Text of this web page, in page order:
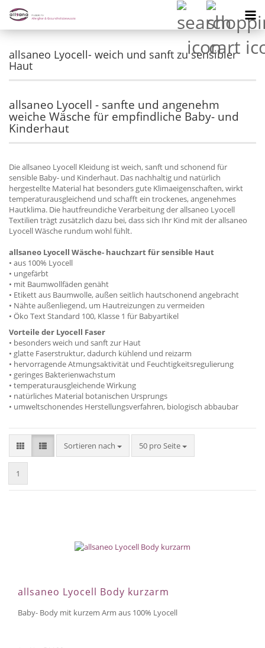
allsaneo Lyocell- weich und sanft zu sensibler
Haut
allsaneo Lyocell - sanfte und angenehm
weiche Wäsche für empfindliche Baby- und
Kinderhaut
Die allsaneo Lyocell Kleidung ist weich, sanft und schonend für
sensible Baby- und Kinderhaut. Das nachhaltig und natürlich
hergestellte Material hat besonders gute Klimaeigenschaften, wirkt
temperaturausgleichend und schafft ein trockenes, angenehmes
Hautklima. Die hautfreundiche Verarbeitung der allsaneo Lyocell
Textilien trägt zusätzlich dazu bei, dass sich Ihr Kind mit der allsaneo
Lyocell Wäsche rundum wohl fühlt.
allsaneo Lyocell Wäsche- hauchzart für sensible Haut
• aus 100% Lyocell
• ungefärbt
• mit Baumwollfäden genäht
• Etikett aus Baumwolle, außen seitlich hautschonend angebracht
• Nähte außenliegend, um Hautreizungen zu vermeiden
• Öko Text Standard 100, Klasse 1 für Babyartikel
Vorteile der Lyocell Faser
• besonders weich und sanft zur Haut
• glatte Faserstruktur, dadurch kühlend und reizarm
• hervorragende Atmungsaktivität und Feuchtigkeitsregulierung
• geringes Bakterienwachstum
• temperaturausgleichende Wirkung
• natürliches Material botanischen Ursprungs
• umweltschonendes Herstellungsverfahren, biologisch abbaubar
Sortieren nach
Sortieren nach 50 pro Seite
pro Seite
1
allsaneo Lyocell Body kurzarm
Baby- Body mit kurzem Arm aus 100% Lyocell